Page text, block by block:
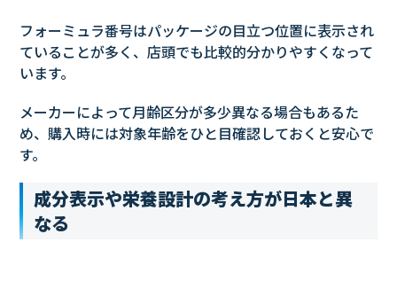
フォーミュラ番号はパッケージの目立つ位置に表示され
ていることが多く、店頭でも比較的分かりやすくなって
います。
メーカーによって月齢区分が多少異なる場合もあるた
め、購入時には対象年齢をひと目確認しておくと安心で
す。
成分表示や栄養設計の考え方が日本と異
なる